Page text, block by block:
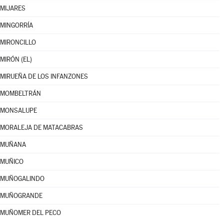
MIJARES
MINGORRÍA
MIRONCILLO
MIRÓN (EL)
MIRUEÑA DE LOS INFANZONES
MOMBELTRÁN
MONSALUPE
MORALEJA DE MATACABRAS
MUÑANA
MUÑICO
MUÑOGALINDO
MUÑOGRANDE
MUÑOMER DEL PECO